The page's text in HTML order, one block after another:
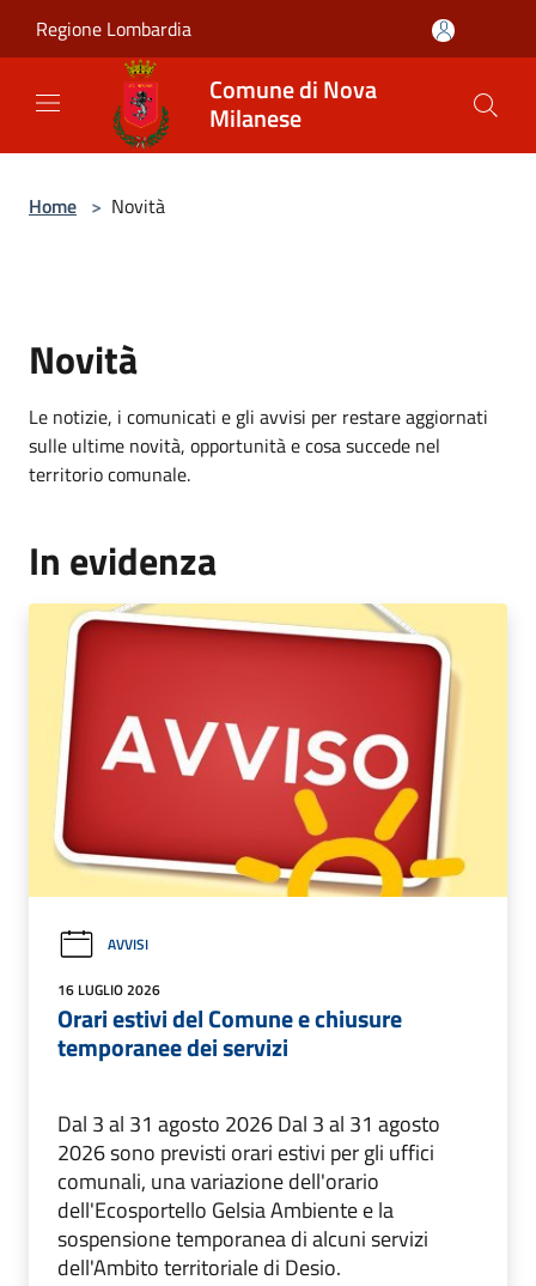
Regione Lombardia
Comune di Nova
Milanese
Home > Novità
Novità
Le notizie, i comunicati e gli avvisi per restare aggiornati
sulle ultime novità, opportunità e cosa succede nel
territorio comunale.
In evidenza
AVVISI
16 LUGLIO 2026
Orari estivi del Comune e chiusure
temporanee dei servizi
Dal 3 al 31 agosto 2026 Dal 3 al 31 agosto
2026 sono previsti orari estivi per gli uffici
comunali, una variazione dell'orario
dell'Ecosportello Gelsia Ambiente e la
sospensione temporanea di alcuni servizi
dell'Ambito territoriale di Desio.